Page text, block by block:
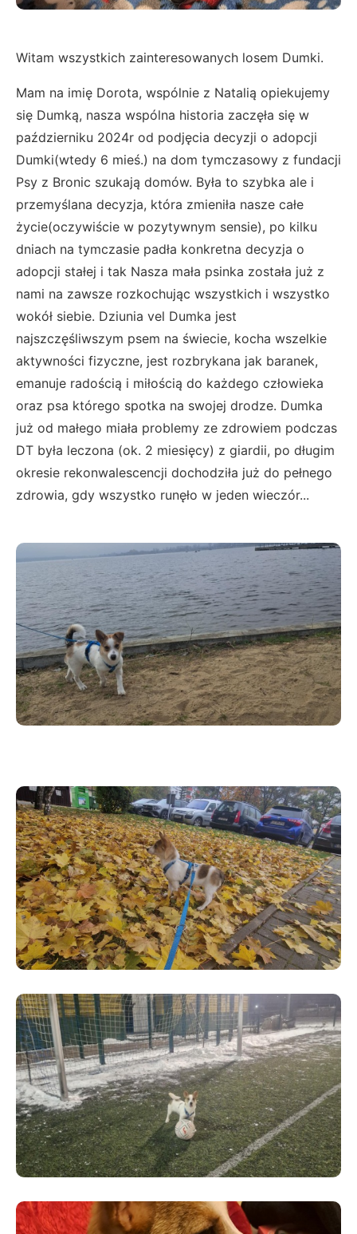
Witam wszystkich zainteresowanych losem Dumki.
Mam na imię Dorota, wspólnie z Natalią opiekujemy
się Dumką, nasza wspólna historia zaczęła się w
październiku 2024r od podjęcia decyzji o adopcji
Dumki(wtedy 6 mieś.) na dom tymczasowy z fundacji
Psy z Bronic szukają domów. Była to szybka ale i
przemyślana decyzja, która zmieniła nasze całe
życie(oczywiście w pozytywnym sensie), po kilku
dniach na tymczasie padła konkretna decyzja o
adopcji stałej i tak Nasza mała psinka została już z
nami na zawsze rozkochując wszystkich i wszystko
wokół siebie. Dziunia vel Dumka jest
najszczęśliwszym psem na świecie, kocha wszelkie
aktywności fizyczne, jest rozbrykana jak baranek,
emanuje radością i miłością do każdego człowieka
oraz psa którego spotka na swojej drodze. Dumka
już od małego miała problemy ze zdrowiem podczas
DT była leczona (ok. 2 miesięcy) z giardii, po długim
okresie rekonwalescencji dochodziła już do pełnego
zdrowia, gdy wszystko runęło w jeden wieczór...